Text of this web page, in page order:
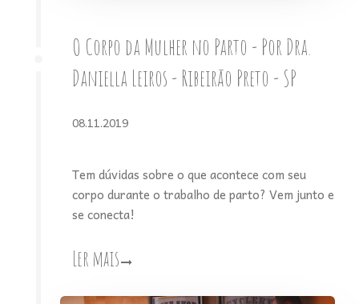
O Corpo da Mulher no Parto - Por Dra.
Daniella Leiros - Ribeirão Preto - SP
08.11.2019
Tem dúvidas sobre o que acontece com seu
corpo durante o trabalho de parto? Vem junto e
se conecta!
Ler mais